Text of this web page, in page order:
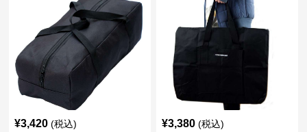
¥3,420 (税込) ¥3,380 (税込)